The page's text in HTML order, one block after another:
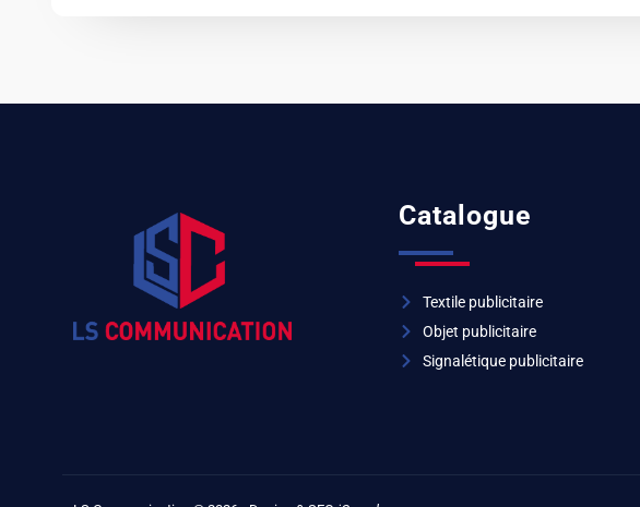
Catalogue
Textile publicitaire
Objet publicitaire
Signalétique publicitaire